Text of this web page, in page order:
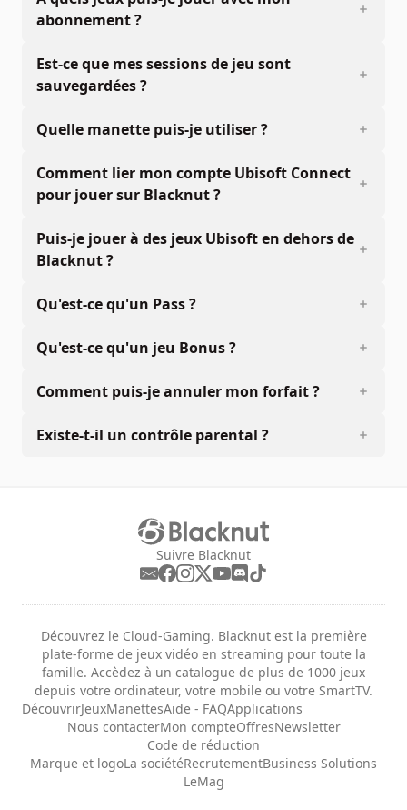
abonnement ?
Est-ce que mes sessions de jeu sont
sauvegardées ?
Quelle manette puis-je utiliser ?
Comment lier mon compte Ubisoft Connect
pour jouer sur Blacknut ?
Puis-je jouer à des jeux Ubisoft en dehors de
Blacknut ?
Qu'est-ce qu'un Pass ?
Qu'est-ce qu'un jeu Bonus ?
Comment puis-je annuler mon forfait ?
Existe-t-il un contrôle parental ?
Suivre Blacknut
Découvrez le Cloud-Gaming. Blacknut est la première
plate-forme de jeux vidéo en streaming pour toute la
famille. Accèdez à un catalogue de plus de 1000 jeux
depuis votre ordinateur, votre mobile ou votre SmartTV.
DécouvrirJeuxManettesAide - FAQApplications
Nous contacterMon compteOffresNewsletter
Code de réduction
Marque et logoLa sociétéRecrutementBusiness Solutions
LeMag